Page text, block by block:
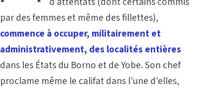
par des femmes et même des fillettes),
commence à occuper, militairement et
administrativement, des localités entières
dans les États du Borno et de Yobe. Son chef
proclame même le califat dans l’une d’elles,